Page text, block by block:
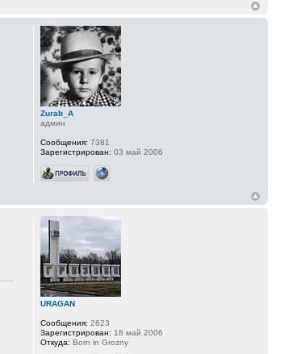
Zurab_A
админ
Сообщения: 7381
Зарегистрирован: 03 май 2006
URAGAN
Сообщения: 2623
Зарегистрирован: 18 май 2006
Откуда: Born in Grozny